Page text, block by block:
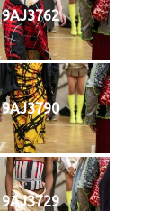
9AJ3762
9AJ3790
9AJ3729